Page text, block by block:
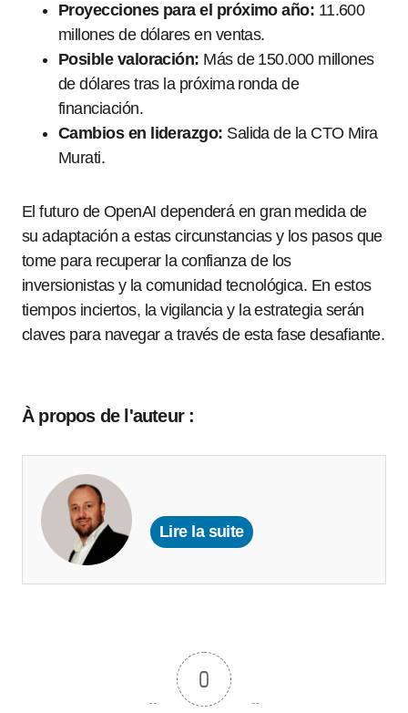
Proyecciones para el próximo año: 11.600
millones de dólares en ventas.
Posible valoración: Más de 150.000 millones
de dólares tras la próxima ronda de
financiación.
Cambios en liderazgo: Salida de la CTO Mira
Murati.
El futuro de OpenAI dependerá en gran medida de
su adaptación a estas circunstancias y los pasos que
tome para recuperar la confianza de los
inversionistas y la comunidad tecnológica. En estos
tiempos inciertos, la vigilancia y la estrategia serán
claves para navegar a través de esta fase desafiante.
À propos de l'auteur :
Lire la suite
0